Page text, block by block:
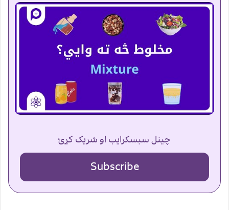
چینل سبسکرایب او شریک کړئ
Subscribe